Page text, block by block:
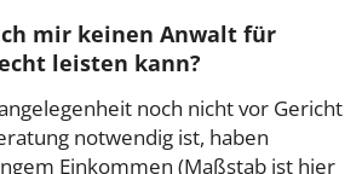
mir keinen Anwalt für
leisten kann?
noch nicht vor Gericht
notwendig ist, haben
Einkommen (Maßstab ist hier